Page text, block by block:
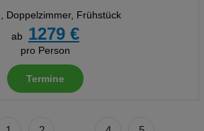
, Doppelzimmer, Frühstück
ab
1279 €
pro Person
Termine